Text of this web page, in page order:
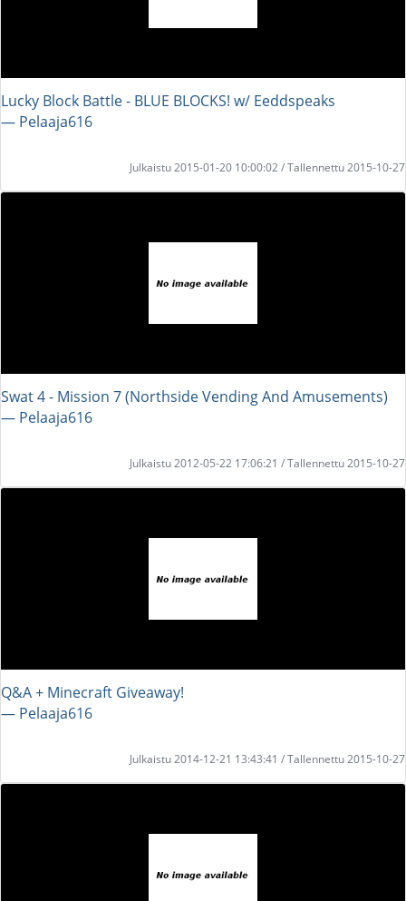
Lucky Block Battle - BLUE BLOCKS! w/ Eeddspeaks
― Pelaaja616
Julkaistu 2015-01-20 10:00:02 / Tallennettu 2015-10-27
Swat 4 - Mission 7 (Northside Vending And Amusements)
― Pelaaja616
Julkaistu 2012-05-22 17:06:21 / Tallennettu 2015-10-27
Q&A + Minecraft Giveaway!
― Pelaaja616
Julkaistu 2014-12-21 13:43:41 / Tallennettu 2015-10-27